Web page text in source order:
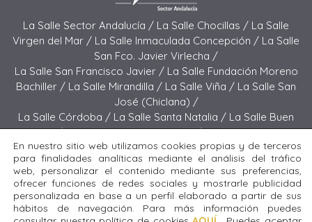
La Salle Sector Andalucía / La Salle Chocillas / La Salle
Virgen del Mar / La Salle Inmaculada Concepción / La Salle
San Fco. Javier Virlecha /
La Salle San Francisco Javier / La Salle Fundación Moreno
Bachiller / La Salle Mirandilla / La Salle Viña / La Salle San
José (Chiclana) /
La Salle Córdoba / La Salle Santa Natalia / La Salle Buen
Pastor /La Salle Sagrado Corazón /La Salle San José
(Jerez) / La Salle El Carmen (Melilla) /
La Salle Buen Consejo /La Salle El Carmen (San Fernando) /
La Salle San Francisco /La Salle Felipe Benito /La Salle La
Purísima
En nuestro sitio web utilizamos cookies propias y de terceros
para finalidades analíticas mediante el análisis del tráfico
web, personalizar el contenido mediante sus preferencias,
ofrecer funciones de redes sociales y mostrarle publicidad
personalizada en base a un perfil elaborado a partir de sus
hábitos de navegación. Para más información puedes